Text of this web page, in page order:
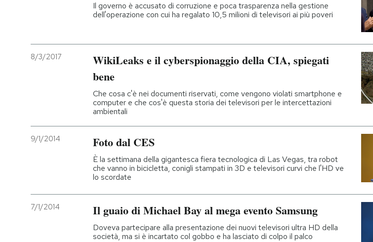
Il governo è accusato di corruzione e poca trasparenza nella gestione
dell'operazione con cui ha regalato 10,5 milioni di televisori ai più poveri
8/3/2017
WikiLeaks e il cyberspionaggio della CIA, spiegati
bene
Che cosa c'è nei documenti riservati, come vengono violati smartphone e
computer e che cos'è questa storia dei televisori per le intercettazioni
ambientali
9/1/2014 Foto dal CES
È la settimana della gigantesca fiera tecnologica di Las Vegas, tra robot
che vanno in bicicletta, conigli stampati in 3D e televisori curvi che l'HD ve
lo scordate
7/1/2014 Il guaio di Michael Bay al mega evento Samsung
Doveva partecipare alla presentazione dei nuovi televisori ultra HD della
società, ma si è incartato col gobbo e ha lasciato di colpo il palco